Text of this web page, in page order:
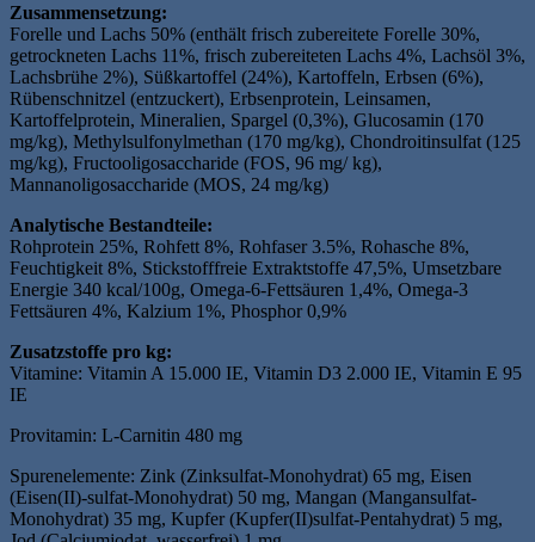
Zusammensetzung:
Forelle und Lachs 50% (enthält frisch zubereitete Forelle 30%,
getrockneten Lachs 11%, frisch zubereiteten Lachs 4%, Lachsöl 3%,
Lachsbrühe 2%), Süßkartoffel (24%), Kartoffeln, Erbsen (6%),
Rübenschnitzel (entzuckert), Erbsenprotein, Leinsamen,
Kartoffelprotein, Mineralien, Spargel (0,3%), Glucosamin (170
mg/kg), Methylsulfonylmethan (170 mg/kg), Chondroitinsulfat (125
mg/kg), Fructooligosaccharide (FOS, 96 mg/ kg),
Mannanoligosaccharide (MOS, 24 mg/kg)
Analytische Bestandteile:
Rohprotein 25%, Rohfett 8%, Rohfaser 3.5%, Rohasche 8%,
Feuchtigkeit 8%, Stickstofffreie Extraktstoffe 47,5%, Umsetzbare
Energie 340 kcal/100g, Omega-6-Fettsäuren 1,4%, Omega-3
Fettsäuren 4%, Kalzium 1%, Phosphor 0,9%
Zusatzstoffe pro kg:
Vitamine: Vitamin A 15.000 IE, Vitamin D3 2.000 IE, Vitamin E 95
IE
Provitamin: L-Carnitin 480 mg
Spurenelemente: Zink (Zinksulfat-Monohydrat) 65 mg, Eisen
(Eisen(II)-sulfat-Monohydrat) 50 mg, Mangan (Mangansulfat-
Monohydrat) 35 mg, Kupfer (Kupfer(II)sulfat-Pentahydrat) 5 mg,